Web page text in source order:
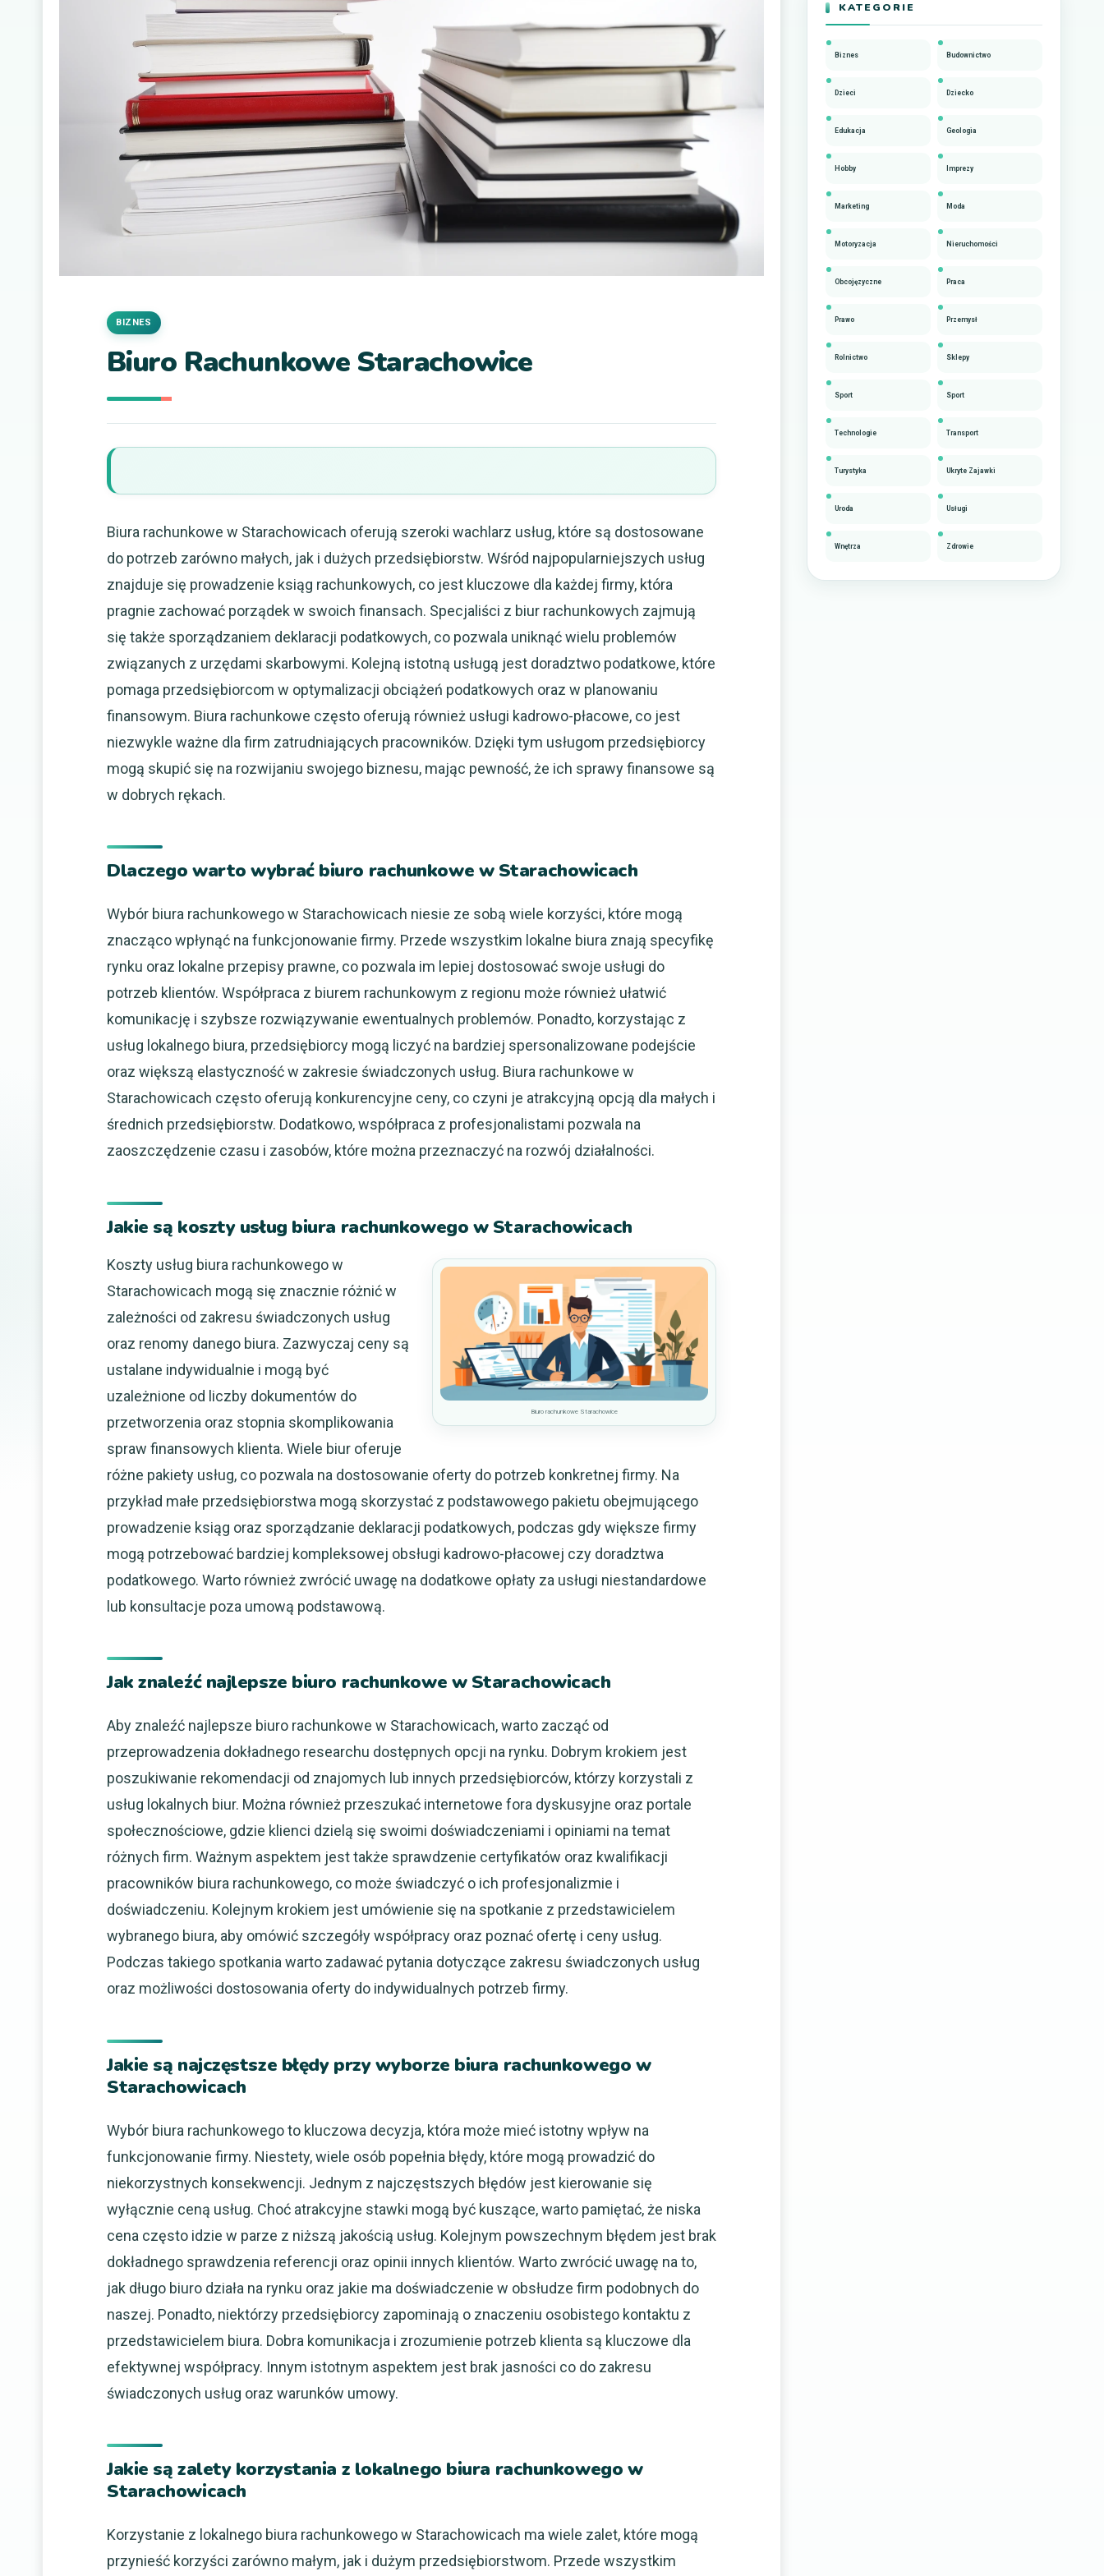
Biuro Rachunkowe Starachowice
BIZNES
Biura rachunkowe w Starachowicach oferują szeroki wachlarz usług, które są dostosowane
do potrzeb zarówno małych, jak i dużych przedsiębiorstw. Wśród najpopularniejszych usług
znajduje się prowadzenie ksiąg rachunkowych, co jest kluczowe dla każdej firmy, która
pragnie zachować porządek w swoich finansach. Specjaliści z biur rachunkowych zajmują
się także sporządzaniem deklaracji podatkowych, co pozwala uniknąć wielu problemów
związanych z urzędami skarbowymi. Kolejną istotną usługą jest doradztwo podatkowe, które
pomaga przedsiębiorcom w optymalizacji obciążeń podatkowych oraz w planowaniu
finansowym. Biura rachunkowe często oferują również usługi kadrowo-płacowe, co jest
niezwykle ważne dla firm zatrudniających pracowników. Dzięki tym usługom przedsiębiorcy
mogą skupić się na rozwijaniu swojego biznesu, mając pewność, że ich sprawy finansowe są
w dobrych rękach.
Dlaczego warto wybrać biuro rachunkowe w Starachowicach
Wybór biura rachunkowego w Starachowicach niesie ze sobą wiele korzyści, które mogą
znacząco wpłynąć na funkcjonowanie firmy. Przede wszystkim lokalne biura znają specyfikę
rynku oraz lokalne przepisy prawne, co pozwala im lepiej dostosować swoje usługi do
potrzeb klientów. Współpraca z biurem rachunkowym z regionu może również ułatwić
komunikację i szybsze rozwiązywanie ewentualnych problemów. Ponadto, korzystając z
usług lokalnego biura, przedsiębiorcy mogą liczyć na bardziej spersonalizowane podejście
oraz większą elastyczność w zakresie świadczonych usług. Biura rachunkowe w
Starachowicach często oferują konkurencyjne ceny, co czyni je atrakcyjną opcją dla małych i
średnich przedsiębiorstw. Dodatkowo, współpraca z profesjonalistami pozwala na
zaoszczędzenie czasu i zasobów, które można przeznaczyć na rozwój działalności.
Jakie są koszty usług biura rachunkowego w Starachowicach
Biuro rachunkowe Starachowice
Koszty usług biura rachunkowego w
Starachowicach mogą się znacznie różnić w
zależności od zakresu świadczonych usług
oraz renomy danego biura. Zazwyczaj ceny są
ustalane indywidualnie i mogą być
uzależnione od liczby dokumentów do
przetworzenia oraz stopnia skomplikowania
spraw finansowych klienta. Wiele biur oferuje
różne pakiety usług, co pozwala na dostosowanie oferty do potrzeb konkretnej firmy. Na
przykład małe przedsiębiorstwa mogą skorzystać z podstawowego pakietu obejmującego
prowadzenie ksiąg oraz sporządzanie deklaracji podatkowych, podczas gdy większe firmy
mogą potrzebować bardziej kompleksowej obsługi kadrowo-płacowej czy doradztwa
podatkowego. Warto również zwrócić uwagę na dodatkowe opłaty za usługi niestandardowe
lub konsultacje poza umową podstawową.
Jak znaleźć najlepsze biuro rachunkowe w Starachowicach
Aby znaleźć najlepsze biuro rachunkowe w Starachowicach, warto zacząć od
przeprowadzenia dokładnego researchu dostępnych opcji na rynku. Dobrym krokiem jest
poszukiwanie rekomendacji od znajomych lub innych przedsiębiorców, którzy korzystali z
usług lokalnych biur. Można również przeszukać internetowe fora dyskusyjne oraz portale
społecznościowe, gdzie klienci dzielą się swoimi doświadczeniami i opiniami na temat
różnych firm. Ważnym aspektem jest także sprawdzenie certyfikatów oraz kwalifikacji
pracowników biura rachunkowego, co może świadczyć o ich profesjonalizmie i
doświadczeniu. Kolejnym krokiem jest umówienie się na spotkanie z przedstawicielem
wybranego biura, aby omówić szczegóły współpracy oraz poznać ofertę i ceny usług.
Podczas takiego spotkania warto zadawać pytania dotyczące zakresu świadczonych usług
oraz możliwości dostosowania oferty do indywidualnych potrzeb firmy.
Jakie są najczęstsze błędy przy wyborze biura rachunkowego w
Starachowicach
Wybór biura rachunkowego to kluczowa decyzja, która może mieć istotny wpływ na
funkcjonowanie firmy. Niestety, wiele osób popełnia błędy, które mogą prowadzić do
niekorzystnych konsekwencji. Jednym z najczęstszych błędów jest kierowanie się
wyłącznie ceną usług. Choć atrakcyjne stawki mogą być kuszące, warto pamiętać, że niska
cena często idzie w parze z niższą jakością usług. Kolejnym powszechnym błędem jest brak
dokładnego sprawdzenia referencji oraz opinii innych klientów. Warto zwrócić uwagę na to,
jak długo biuro działa na rynku oraz jakie ma doświadczenie w obsłudze firm podobnych do
naszej. Ponadto, niektórzy przedsiębiorcy zapominają o znaczeniu osobistego kontaktu z
przedstawicielem biura. Dobra komunikacja i zrozumienie potrzeb klienta są kluczowe dla
efektywnej współpracy. Innym istotnym aspektem jest brak jasności co do zakresu
świadczonych usług oraz warunków umowy.
Jakie są zalety korzystania z lokalnego biura rachunkowego w
Starachowicach
Korzystanie z lokalnego biura rachunkowego w Starachowicach ma wiele zalet, które mogą
przynieść korzyści zarówno małym, jak i dużym przedsiębiorstwom. Przede wszystkim
KATEGORIE
Biznes Budownictwo
Dzieci Dziecko
Edukacja Geologia
Hobby Imprezy
Marketing Moda
Motoryzacja Nieruchomości
Obcojęzyczne Praca
Prawo Przemysł
Rolnictwo Sklepy
Sport Sport
Technologie Transport
Turystyka Ukryte Zajawki
Uroda Usługi
Wnętrza Zdrowie